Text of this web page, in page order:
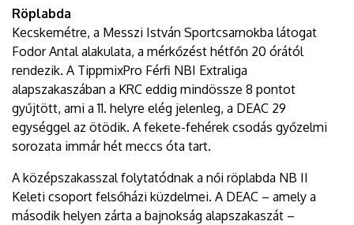
Röplabda
Kecskemétre, a Messzi István Sportcsarnokba látogat
Fodor Antal alakulata, a mérkőzést hétfőn 20 órától
rendezik. A TippmixPro Férfi NBI Extraliga
alapszakaszában a KRC eddig mindössze 8 pontot
gyűjtött, ami a 11. helyre elég jelenleg, a DEAC 29
egységgel az ötödik. A fekete-fehérek csodás győzelmi
sorozata immár hét meccs óta tart.
A középszakasszal folytatódnak a női röplabda NB II
Keleti csoport felsőházi küzdelmei. A DEAC – amely a
második helyen zárta a bajnokság alapszakaszát –